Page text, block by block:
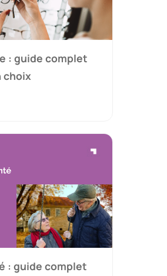
: guide complet
choix
: guide complet